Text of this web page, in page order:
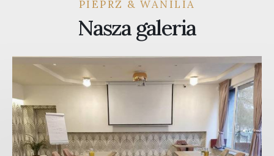
PIEPRZ & WANILIA
Nasza galeria